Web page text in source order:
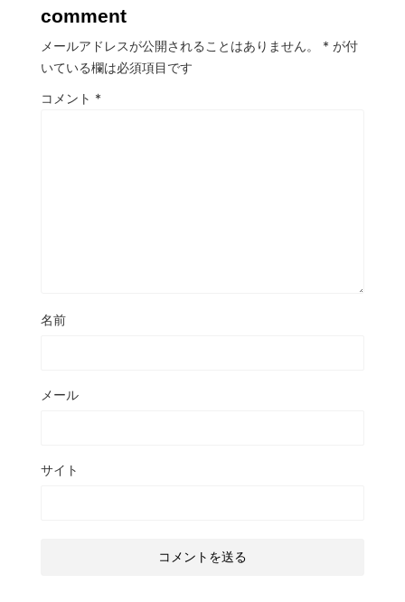
comment
メールアドレスが公開されることはありません。 * が付
いている欄は必須項目です
コメント *
名前
メール
サイト